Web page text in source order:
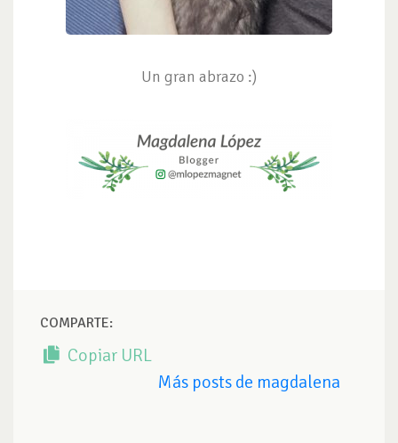
Un gran abrazo :)
COMPARTE:
Copiar URL
Más posts de magdalena